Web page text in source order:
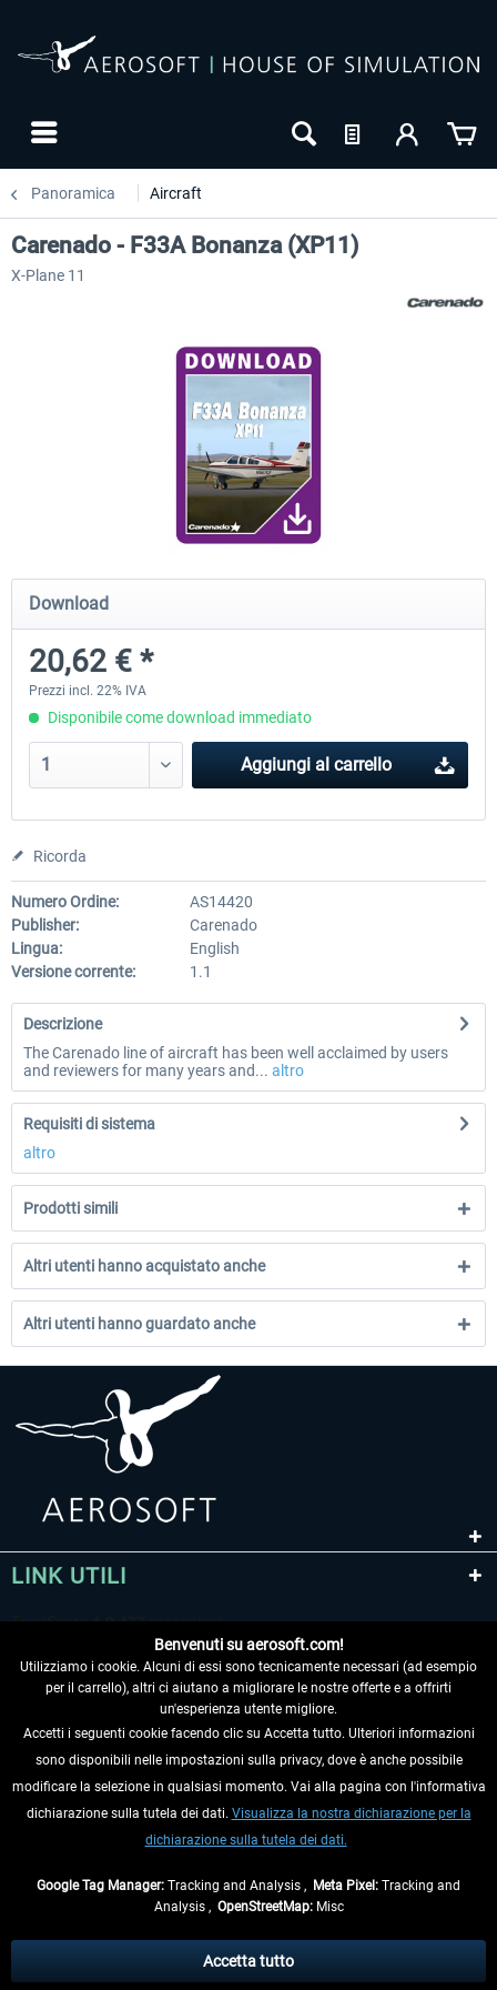
Panoramica Aircraft
Diamond DA-62
38,91 € *
Cessna 208 Grand Caravan
Carenado - F33A Bonanza (XP11)
X-Plane 11
Download
20,62 € *
Prezzi incl. 22% IVA
Disponibile come download immediato
Aggiungi al carrello
Ricorda
Numero Ordine:
AS14420
Publisher:
Carenado
Lingua:
English
Versione corrente:
1.1
Descrizione
The Carenado line of aircraft has been well acclaimed by users
and reviewers for many years and... altro
Requisiti di sistema
altro
Prodotti simili
Altri utenti hanno acquistato anche
Altri utenti hanno guardato anche
LINK UTILI
RECEDERE DAL CONTRATTO
INFORMAZIONI
eventualmente le spese di spedizione, se non diversamente descritto.
** Riguarda le spedizioni al di fuori della Germania, i tempi di consegna per le
Benvenuti su aerosoft.com!
Utilizziamo i cookie. Alcuni di essi sono tecnicamente necessari (ad esempio
per il carrello), altri ci aiutano a migliorare le nostre offerte e a offrirti
un'esperienza utente migliore.
Accetti i seguenti cookie facendo clic su Accetta tutto. Ulteriori informazioni
sono disponibili nelle impostazioni sulla privacy, dove è anche possibile
modificare la selezione in qualsiasi momento. Vai alla pagina con l'informativa
dichiarazione sulla tutela dei dati. Visualizza la nostra dichiarazione per la
dichiarazione sulla tutela dei dati.
Google Tag Manager: Tracking and Analysis , Meta Pixel: Tracking and
Analysis , OpenStreetMap:Misc
Accetta tutto